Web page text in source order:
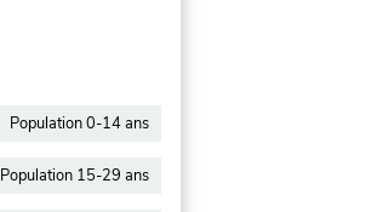
Population 0-14 ans
Population 15-29 ans